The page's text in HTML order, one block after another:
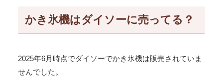
かき氷機はダイソーに売ってる？
2025年6月時点でダイソーでかき氷機は販売されていま
せんでした。